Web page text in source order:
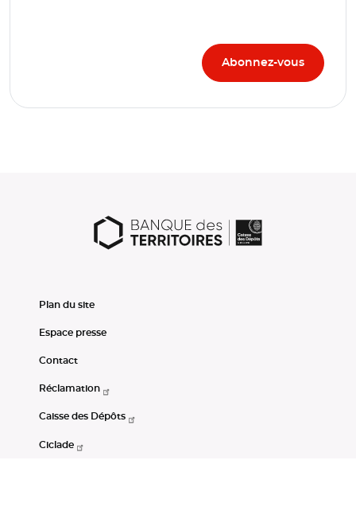
Plan du site
Espace presse
Contact
Réclamation
Caisse des Dépôts
Ciclade